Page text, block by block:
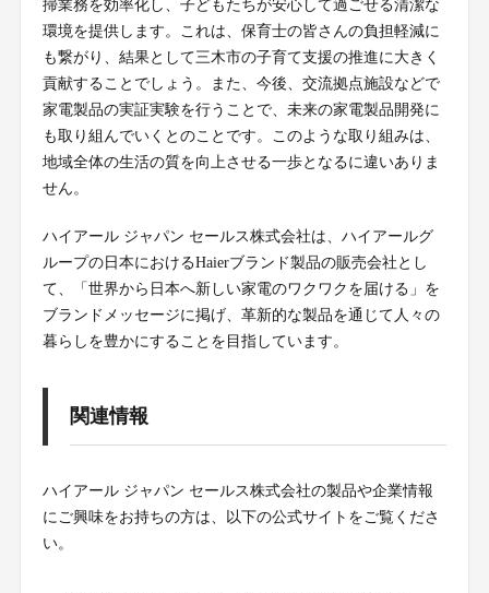
掃業務を効率化し、子どもたちが安心して過ごせる清潔な
環境を提供します。これは、保育士の皆さんの負担軽減に
も繋がり、結果として三木市の子育て支援の推進に大きく
貢献することでしょう。また、今後、交流拠点施設などで
家電製品の実証実験を行うことで、未来の家電製品開発に
も取り組んでいくとのことです。このような取り組みは、
地域全体の生活の質を向上させる一歩となるに違いありま
せん。
ハイアール ジャパン セールス株式会社は、ハイアールグ
ループの日本におけるHaierブランド製品の販売会社とし
て、「世界から日本へ新しい家電のワクワクを届ける」を
ブランドメッセージに掲げ、革新的な製品を通じて人々の
暮らしを豊かにすることを目指しています。
関連情報
ハイアール ジャパン セールス株式会社の製品や企業情報
にご興味をお持ちの方は、以下の公式サイトをご覧くださ
い。